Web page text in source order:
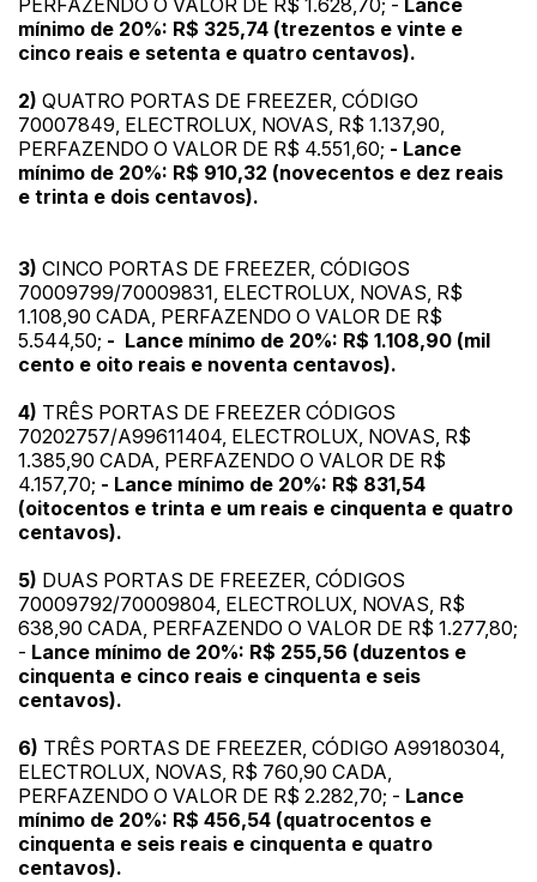
PERFAZENDO O VALOR DE R$ 1.628,70; - Lance
mínimo de 20%: R$ 325,74 (trezentos e vinte e
cinco reais e setenta e quatro centavos).
2) QUATRO PORTAS DE FREEZER, CÓDIGO
70007849, ELECTROLUX, NOVAS, R$ 1.137,90,
PERFAZENDO O VALOR DE R$ 4.551,60; - Lance
mínimo de 20%: R$ 910,32 (novecentos e dez reais
e trinta e dois centavos).
3) CINCO PORTAS DE FREEZER, CÓDIGOS
70009799/70009831, ELECTROLUX, NOVAS, R$
1.108,90 CADA, PERFAZENDO O VALOR DE R$
5.544,50; - Lance mínimo de 20%: R$ 1.108,90 (mil
cento e oito reais e noventa centavos).
4) TRÊS PORTAS DE FREEZER CÓDIGOS
70202757/A99611404, ELECTROLUX, NOVAS, R$
1.385,90 CADA, PERFAZENDO O VALOR DE R$
4.157,70; - Lance mínimo de 20%: R$ 831,54
(oitocentos e trinta e um reais e cinquenta e quatro
centavos).
5) DUAS PORTAS DE FREEZER, CÓDIGOS
70009792/70009804, ELECTROLUX, NOVAS, R$
638,90 CADA, PERFAZENDO O VALOR DE R$ 1.277,80;
- Lance mínimo de 20%: R$ 255,56 (duzentos e
cinquenta e cinco reais e cinquenta e seis
centavos).
6) TRÊS PORTAS DE FREEZER, CÓDIGO A99180304,
ELECTROLUX, NOVAS, R$ 760,90 CADA,
PERFAZENDO O VALOR DE R$ 2.282,70; - Lance
mínimo de 20%: R$ 456,54 (quatrocentos e
cinquenta e seis reais e cinquenta e quatro
centavos).
Envie sua Proposta
(Art. 895, CPC)
Histórico de Propostas
Data Usuário Valor
14/04/2025 18:43:11 TIAGOFELIPE
14/04/2025 18:43:11 TIAGOFELIPE R$ 1,00
Clique aqui para fazer login
Habilite-se para efetuar lances ou
propostas